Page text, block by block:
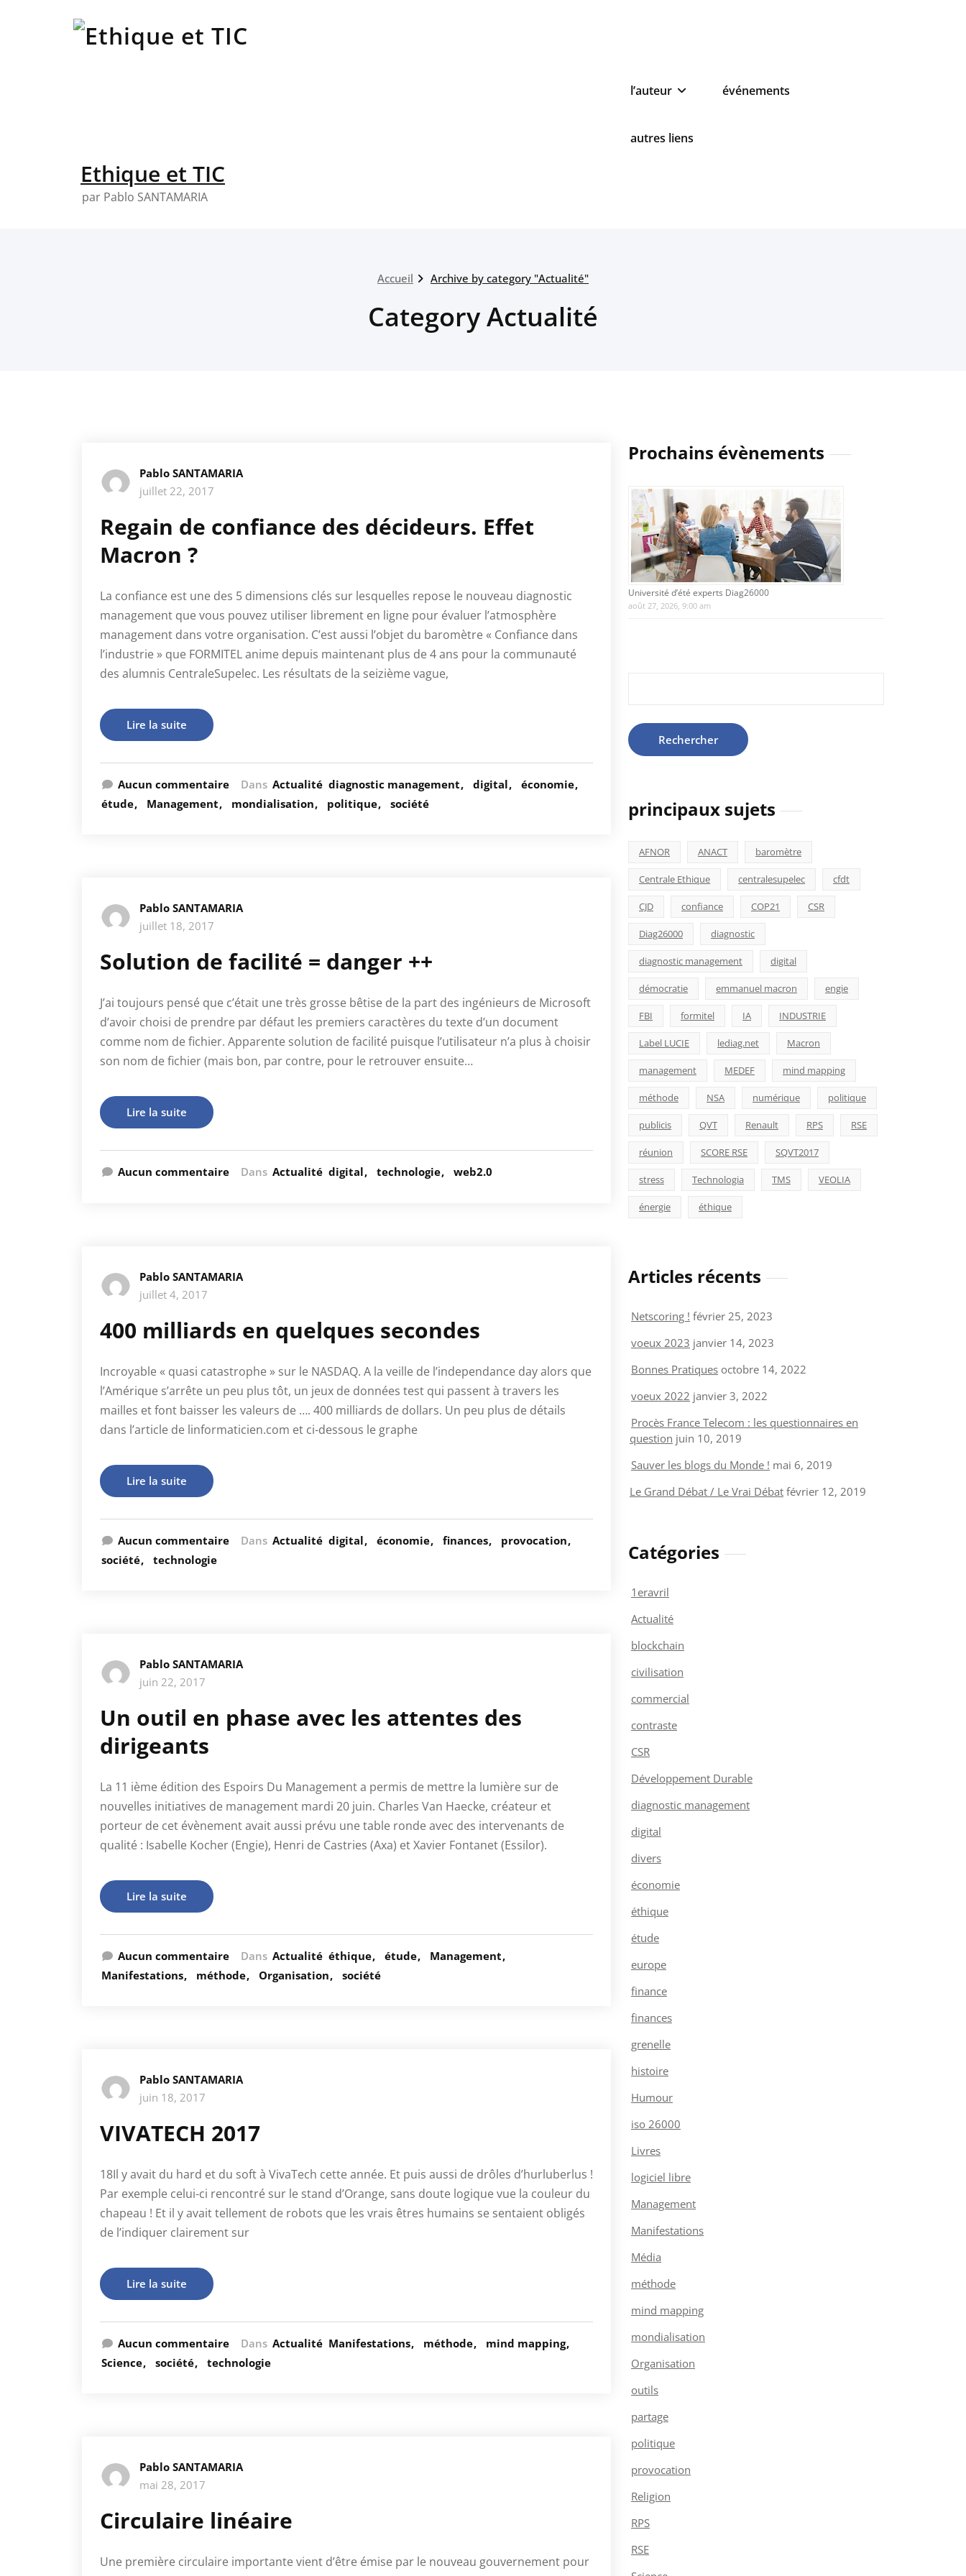
Ethique et TIC
par Pablo SANTAMARIA
l’auteur événements
autres liens
Accueil Archive by category "Actualité"
Category Actualité
Pablo SANTAMARIA
juillet 22, 2017
Regain de confiance des décideurs. Effet
Macron ?
La confiance est une des 5 dimensions clés sur lesquelles repose le nouveau diagnostic
management que vous pouvez utiliser librement en ligne pour évaluer l’atmosphère
management dans votre organisation. C’est aussi l’objet du baromètre « Confiance dans
l’industrie » que FORMITEL anime depuis maintenant plus de 4 ans pour la communauté
des alumnis CentraleSupelec. Les résultats de la seizième vague,
Lire la suite
Aucun commentaire Dans Actualité diagnostic management digital
économie
étude
Management mondialisation politique société
Pablo SANTAMARIA
juillet 18, 2017
Solution de facilité = danger ++
J’ai toujours pensé que c’était une très grosse bêtise de la part des ingénieurs de Microsoft
d’avoir choisi de prendre par défaut les premiers caractères du texte d’un document
comme nom de fichier. Apparente solution de facilité puisque l’utilisateur n’a plus à choisir
son nom de fichier (mais bon, par contre, pour le retrouver ensuite…
Lire la suite
Aucun commentaire Dans Actualité digital technologie web2.0
Pablo SANTAMARIA
juillet 4, 2017
400 milliards en quelques secondes
Incroyable « quasi catastrophe » sur le NASDAQ. A la veille de l’independance day alors que
l’Amérique s’arrête un peu plus tôt, un jeux de données test qui passent à travers les
mailles et font baisser les valeurs de …. 400 milliards de dollars. Un peu plus de détails
dans l’article de linformaticien.com et ci-dessous le graphe
Lire la suite
Aucun commentaire Dans Actualité digital économie finances
provocation
société
technologie
Pablo SANTAMARIA
juin 22, 2017
Un outil en phase avec les attentes des
dirigeants
La 11 ième édition des Espoirs Du Management a permis de mettre la lumière sur de
nouvelles initiatives de management mardi 20 juin. Charles Van Haecke, créateur et
porteur de cet évènement avait aussi prévu une table ronde avec des intervenants de
qualité : Isabelle Kocher (Engie), Henri de Castries (Axa) et Xavier Fontanet (Essilor).
Lire la suite
Aucun commentaire Dans Actualité éthique étude
Management
Manifestations
méthode Organisation société
Pablo SANTAMARIA
juin 18, 2017
VIVATECH 2017
18Il y avait du hard et du soft à VivaTech cette année. Et puis aussi de drôles d’hurluberlus !
Par exemple celui-ci rencontré sur le stand d’Orange, sans doute logique vue la couleur du
chapeau ! Et il y avait tellement de robots que les vrais êtres humains se sentaient obligés
de l’indiquer clairement sur
Lire la suite
Aucun commentaire Dans Actualité Manifestations méthode
mind mapping
Science
société technologie
Pablo SANTAMARIA
mai 28, 2017
Circulaire linéaire
Une première circulaire importante vient d’être émise par le nouveau gouvernement pour
Prochains évènements
Université d’été experts Diag26000
août 27, 2026, 9:00 am
principaux sujets
AFNOR ANACT baromètre
Centrale Ethique centralesupelec cfdt
CJD confiance COP21 CSR
Diag26000 diagnostic
diagnostic management digital
démocratie emmanuel macron engie
FBI formitel IA INDUSTRIE
Label LUCIE lediag.net Macron
management MEDEF mind mapping
méthode NSA numérique politique
publicis QVT Renault RPS RSE
réunion SCORE RSE SQVT2017
stress Technologia TMS VEOLIA
énergie éthique
Articles récents
Netscoring ! février 25, 2023
voeux 2023 janvier 14, 2023
Bonnes Pratiques octobre 14, 2022
voeux 2022 janvier 3, 2022
Procès France Telecom : les questionnaires en
question juin 10, 2019
Sauver les blogs du Monde ! mai 6, 2019
Le Grand Débat / Le Vrai Débat février 12, 2019
Catégories
1eravril
Actualité
blockchain
civilisation
commercial
contraste
CSR
Développement Durable
diagnostic management
digital
divers
économie
éthique
étude
europe
finance
finances
grenelle
histoire
Humour
iso 26000
Livres
logiciel libre
Management
Manifestations
Média
méthode
mind mapping
mondialisation
Organisation
outils
partage
politique
provocation
Religion
RPS
RSE